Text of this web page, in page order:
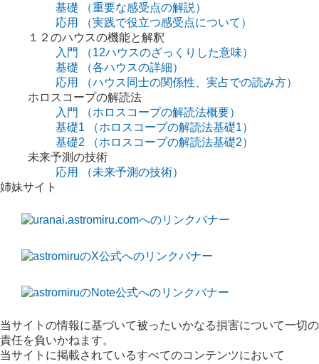
基礎
（重要な感受点の解説）
応用
（実践で役立つ感受点について）
１２のハウスの機能と解釈
入門
（12ハウスのざっくりした意味）
基礎
（各ハウスの詳細）
応用
（ハウス同士の関係性、実占での読み方）
ホロスコープの解読法
入門
（ホロスコープの解読法概要）
基礎1
（ホロスコープの解読法基礎1）
基礎2
（ホロスコープの解読法基礎2）
未来予測の技術
応用
（未来予測の技術）
姉妹サイト
当サイトの情報に基づいて被ったいかなる損害について一切の
責任を負いかねます。
当サイトに掲載されているすべてのコンテンツにおいて